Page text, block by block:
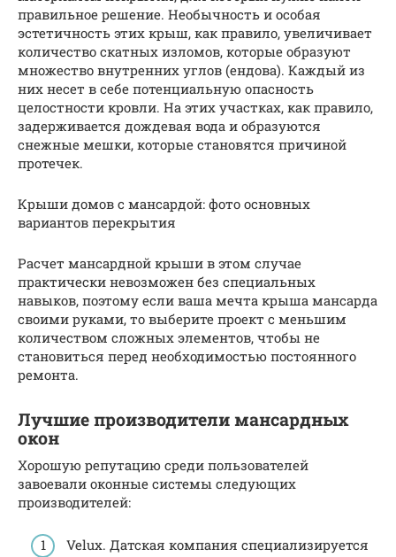
правильное решение. Необычность и особая
эстетичность этих крыш, как правило, увеличивает
количество скатных изломов, которые образуют
множество внутренних углов (ендова). Каждый из
них несет в себе потенциальную опасность
целостности кровли. На этих участках, как правило,
задерживается дождевая вода и образуются
снежные мешки, которые становятся причиной
протечек.
Крыши домов с мансардой: фото основных
вариантов перекрытия
Расчет мансардной крыши в этом случае
практически невозможен без специальных
навыков, поэтому если ваша мечта крыша мансарда
своими руками, то выберите проект с меньшим
количеством сложных элементов, чтобы не
становиться перед необходимостью постоянного
ремонта.
Лучшие производители мансардных
окон
Хорошую репутацию среди пользователей
завоевали оконные системы следующих
производителей:
Velux. Датская компания специализируется